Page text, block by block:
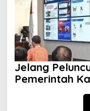
Jelang
Pemerintah